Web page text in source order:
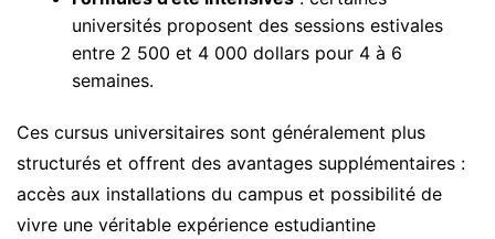
universités proposent des sessions estivales
entre 2 500 et 4 000 dollars pour 4 à 6
semaines.
Ces cursus universitaires sont généralement plus
structurés et offrent des avantages supplémentaires :
accès aux installations du campus et possibilité de
vivre une véritable expérience estudiantine